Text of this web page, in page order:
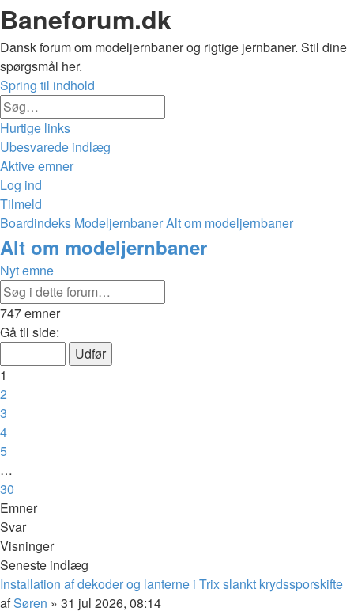
Baneforum.dk
Dansk forum om modeljernbaner og rigtige jernbaner. Stil dine
spørgsmål her.
Spring til indhold
Hurtige links
Ubesvarede indlæg
Aktive emner
Log ind
Tilmeld
Boardindeks ModeljernbanerAlt om modeljernbaner
Søg
Alt om modeljernbaner
Nyt emne
747 emner
Side
af
30
Gå til side:
1
2
3
4
5
…
30
Næste
Emner
Svar
Visninger
Seneste indlæg
Installation af dekoder og lanterne i Trix slankt krydssporskifte
afSøren » 31 jul 2026, 08:14